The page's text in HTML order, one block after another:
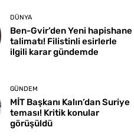
DÜNYA
Ben-Gvir’den Yeni hapishane
talimatı! Filistinli esirlerle
ilgili karar gündemde
GÜNDEM
MİT Başkanı Kalın’dan Suriye
teması! Kritik konular
görüşüldü